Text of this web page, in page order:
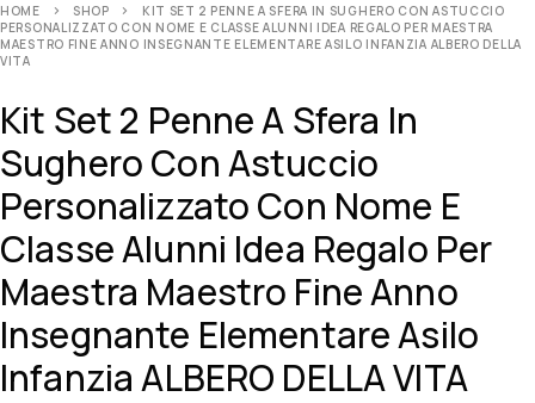
HOME SHOP
KIT SET 2 PENNE A SFERA IN SUGHERO CON ASTUCCIO
PERSONALIZZATO CON NOME E CLASSE ALUNNI IDEA REGALO PER MAESTRA
MAESTRO FINE ANNO INSEGNANTE ELEMENTARE ASILO INFANZIA ALBERO DELLA
VITA
Kit Set 2 Penne A Sfera In
Sughero Con Astuccio
Personalizzato Con Nome E
Classe Alunni Idea Regalo Per
Maestra Maestro Fine Anno
Insegnante Elementare Asilo
Infanzia ALBERO DELLA VITA